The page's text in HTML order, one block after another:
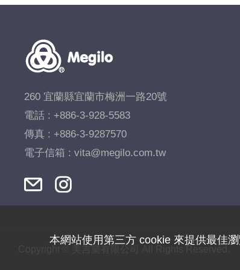
本網站使用第三方 cookie 來提供最佳
260 宜蘭縣宜蘭市梅洲一路20號
電話 : +886-3-928-5583
傳真 : +886-3-9287570
電子信箱 : vita@megilo.com.tw